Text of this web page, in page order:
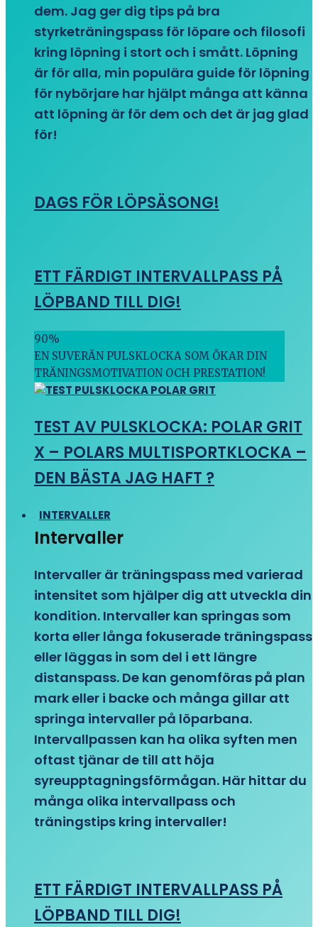
dem. Jag ger dig tips på bra
styrketräningspass för löpare och filosofi
kring löpning i stort och i smått. Löpning
är för alla, min populära guide för löpning
för nybörjare har hjälpt många att känna
att löpning är för dem och det är jag glad
för!
DAGS FÖR LÖPSÄSONG!
ETT FÄRDIGT INTERVALLPASS PÅ
LÖPBAND TILL DIG!
90%
EN SUVERÄN PULSKLOCKA SOM ÖKAR DIN
TRÄNINGSMOTIVATION OCH PRESTATION!
TEST AV PULSKLOCKA: POLAR GRIT
X – POLARS MULTISPORTKLOCKA –
DEN BÄSTA JAG HAFT ?
INTERVALLER
Intervaller
Intervaller är träningspass med varierad
intensitet som hjälper dig att utveckla din
kondition. Intervaller kan springas som
korta eller långa fokuserade träningspass
eller läggas in som del i ett längre
distanspass. De kan genomföras på plan
mark eller i backe och många gillar att
springa intervaller på löparbana.
Intervallpassen kan ha olika syften men
oftast tjänar de till att höja
syreupptagningsförmågan. Här hittar du
många olika intervallpass och
träningstips kring intervaller!
ETT FÄRDIGT INTERVALLPASS PÅ
LÖPBAND TILL DIG!